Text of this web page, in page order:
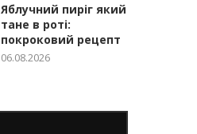
Яблучний пиріг який
тане в роті:
покроковий рецепт
06.08.2026